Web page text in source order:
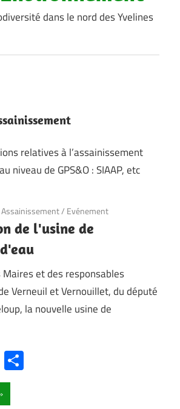
dans le nord des Yvelines
relatives à l’assainissement
niveau de GPS&O : SIAAP, etc
Assainissement/ Evénement
de l'usine de
Maires et des responsables
Verneuil et Vernouillet, du député
la nouvelle usine de
Email